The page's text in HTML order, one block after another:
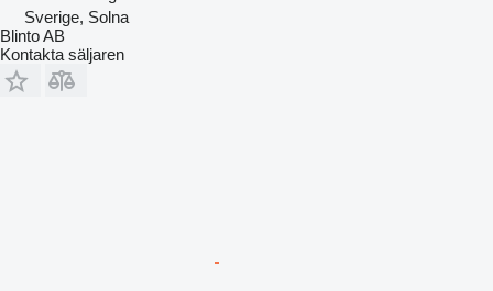
Sverige, Solna
Blinto AB
Kontakta säljaren